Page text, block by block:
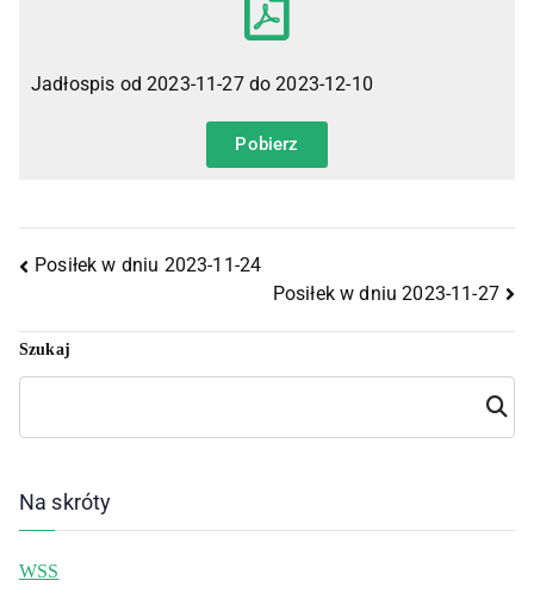
Jadłospis od 2023-11-27 do 2023-12-10
Pobierz
Posiłek w dniu 2023-11-24
Posiłek w dniu 2023-11-27
Szukaj
Szuka
j
Na skróty
WSS